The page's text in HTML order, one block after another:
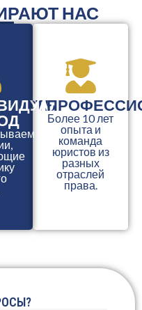
НАС
Более 10 лет
опыта и
команда
юристов из
разных
отраслей
права.